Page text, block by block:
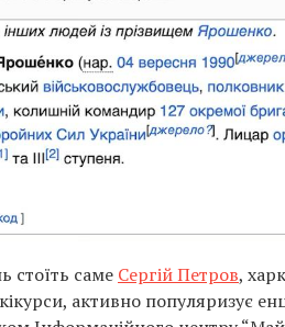
стоїть саме Сергій Петров,
активно популяризує